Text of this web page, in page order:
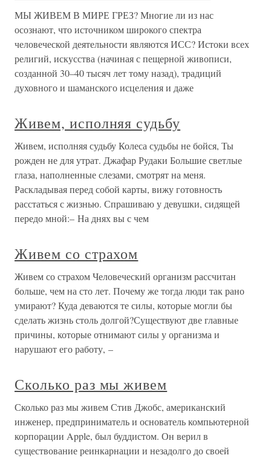
МЫ ЖИВЕМ В МИРЕ ГРЕЗ? Многие ли из нас
осознают, что источником широкого спектра
человеческой деятельности являются ИСС? Истоки всех
религий, искусства (начиная с пещерной живописи,
созданной 30–40 тысяч лет тому назад), традиций
духовного и шаманского исцеления и даже
Живем, исполняя судьбу
Живем, исполняя судьбу Колеса судьбы не бойся, Ты
рожден не для утрат. Джафар Рудаки Большие светлые
глаза, наполненные слезами, смотрят на меня.
Раскладывая перед собой карты, вижу готовность
расстаться с жизнью. Спрашиваю у девушки, сидящей
передо мной:– На днях вы с чем
Живем со страхом
Живем со страхом Человеческий организм рассчитан
больше, чем на сто лет. Почему же тогда люди так рано
умирают? Куда деваются те силы, которые могли бы
сделать жизнь столь долгой?Существуют две главные
причины, которые отнимают силы у организма и
нарушают его работу, –
Сколько раз мы живем
Сколько раз мы живем Стив Джобс, американский
инженер, предприниматель и основатель компьютерной
корпорации Apple, был буддистом. Он верил в
существование реинкарнации и незадолго до своей